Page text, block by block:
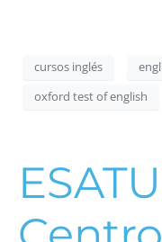
cursos inglés
oxford test of english